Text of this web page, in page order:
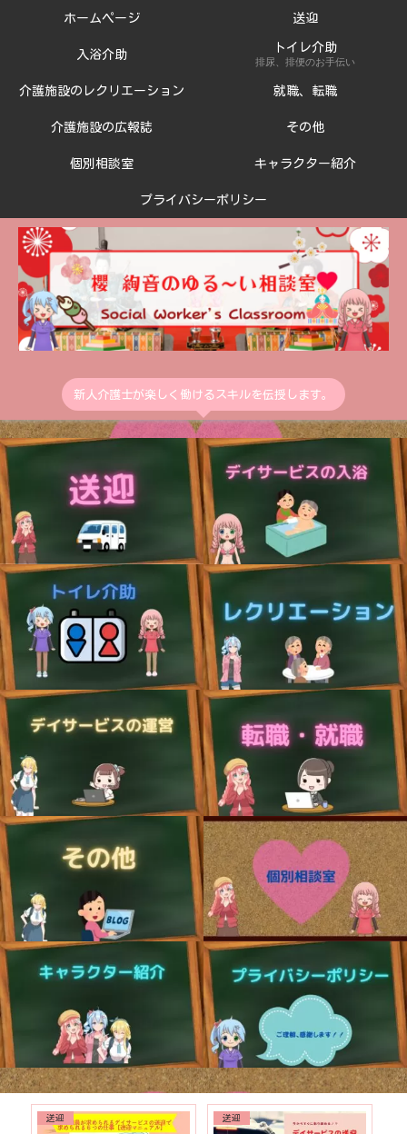
新人介護士が楽しく働けるスキルを伝授します。
ホームページ 送迎
入浴介助
トイレ介助
排尿、排便のお手伝い
介護施設のレクリエーション 就職、転職
介護施設の広報誌 その他
個別相談室 キャラクター紹介
プライバシーポリシー
送迎 送迎